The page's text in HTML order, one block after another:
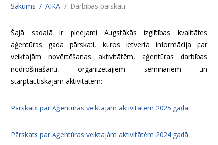
Sākums AIKA Darbības pārskati
Šajā sadaļā ir pieejami Augstākās izglītības kvalitātes
aģentūras gada pārskati, kuros ietverta informācija par
veiktajām novērtēšanas aktivitātēm, aģentūras darbības
nodrošināšanu, organizētajiem semināriem un
starptautiskajām aktivitātēm:
Pārskats par Aģentūras veiktajām aktivitātēm 2025.gadā
Pārskats par Aģentūras veiktajām aktivitātēm 2024.gadā